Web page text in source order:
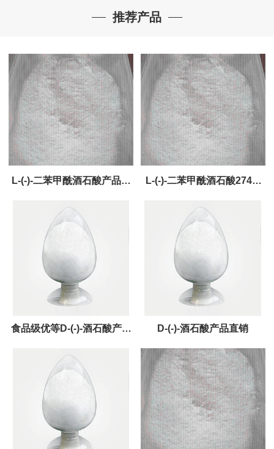
推荐产品
L-(-)-二苯甲酰酒石酸产品直 L-(-)-二苯甲酰酒石酸2743-
食品级优等D-(-)-酒石酸产品 D-(-)-酒石酸产品直销